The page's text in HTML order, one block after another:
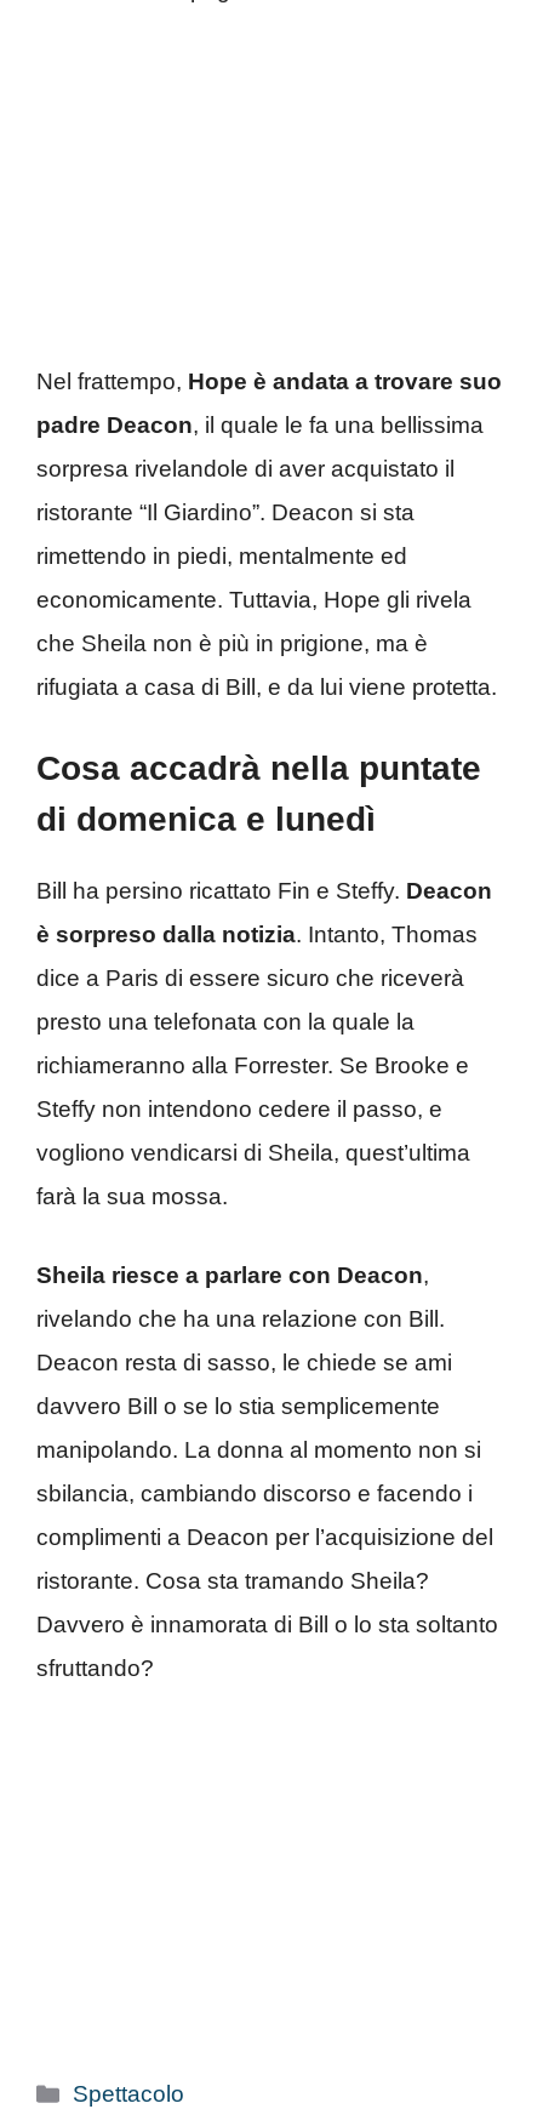
Nel frattempo, Hope è andata a trovare suo
padre Deacon, il quale le fa una bellissima
sorpresa rivelandole di aver acquistato il
ristorante “Il Giardino”. Deacon si sta
rimettendo in piedi, mentalmente ed
economicamente. Tuttavia, Hope gli rivela
che Sheila non è più in prigione, ma è
rifugiata a casa di Bill, e da lui viene protetta.
Cosa accadrà nella puntate
di domenica e lunedì
Bill ha persino ricattato Fin e Steffy. Deacon
è sorpreso dalla notizia. Intanto, Thomas
dice a Paris di essere sicuro che riceverà
presto una telefonata con la quale la
richiameranno alla Forrester. Se Brooke e
Steffy non intendono cedere il passo, e
vogliono vendicarsi di Sheila, quest’ultima
farà la sua mossa.
Sheila riesce a parlare con Deacon,
rivelando che ha una relazione con Bill.
Deacon resta di sasso, le chiede se ami
davvero Bill o se lo stia semplicemente
manipolando. La donna al momento non si
sbilancia, cambiando discorso e facendo i
complimenti a Deacon per l’acquisizione del
ristorante. Cosa sta tramando Sheila?
Davvero è innamorata di Bill o lo sta soltanto
sfruttando?
Categorie
Spettacolo